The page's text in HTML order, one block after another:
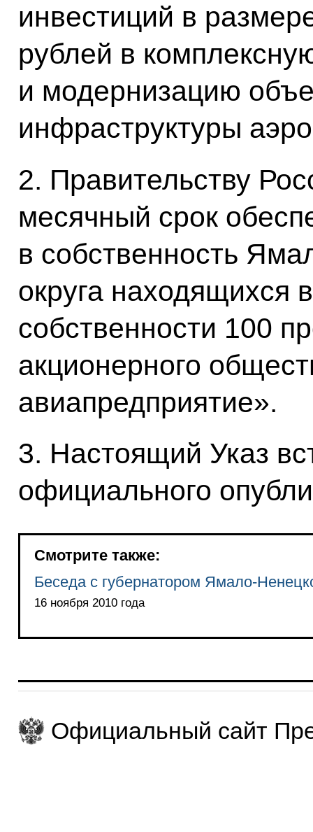
инвестиций в
рублей в
и модернизацию
инфраструктуры
2. Правительству
месячный срок
в собственность
округа находящихся
собственности 100
акционерного
авиапредприятие».
3. Настоящий Указ
официального
Смотрите также:
Беседа с губернатором Ямало-
16 ноября 2010 года
Официальный сайт